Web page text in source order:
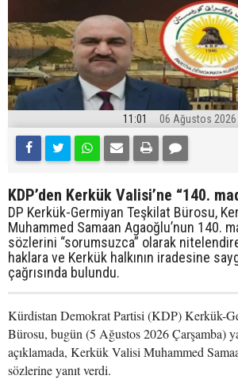
11:01 06 Ağustos 2026
KDP’den Kerkük Valisi’ne “140.
DP Kerkük-Germiyan Teşkilat Bürosu,
Muhammed Samaan Agaoğlu’nun 140.
sözlerini “sorumsuzca” olarak
haklara ve Kerkük halkının iradesine
çağrısında bulundu.
Kürdistan Demokrat Partisi (KDP) Kerkük-
Bürosu, bugün (5 Ağustos 2026 Çarşamba)
açıklamada, Kerkük Valisi Muhammed
sözlerine yanıt verdi.